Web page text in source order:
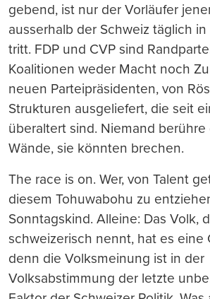
gebend, ist nur der Vorläufer
ausserhalb der Schweiz täglich
tritt. FDP und CVP sind
Koalitionen weder Macht noch
neuen Parteipräsidenten, von
Strukturen ausgeliefert, die seit
überaltert sind. Niemand
Wände, sie könnten brechen.
The race is on. Wer, von Talent
diesem Tohuwabohu zu
Sonntagskind. Alleine: Das Volk,
schweizerisch nennt, hat es eine
denn die Volksmeinung ist in der
Volksabstimmung der letzte